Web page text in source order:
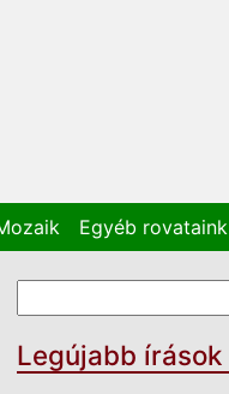
Egyéb rovataink
Keresés űrlap
Legújabb írások